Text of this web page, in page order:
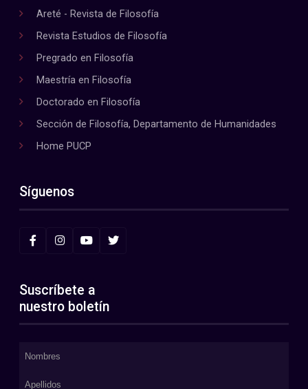
Areté - Revista de Filosofía
Revista Estudios de Filosofía
Pregrado en Filosofía
Maestría en Filosofía
Doctorado en Filosofía
Sección de Filosofía, Departamento de Humanidades
Home PUCP
Síguenos
Suscríbete a
nuestro boletín